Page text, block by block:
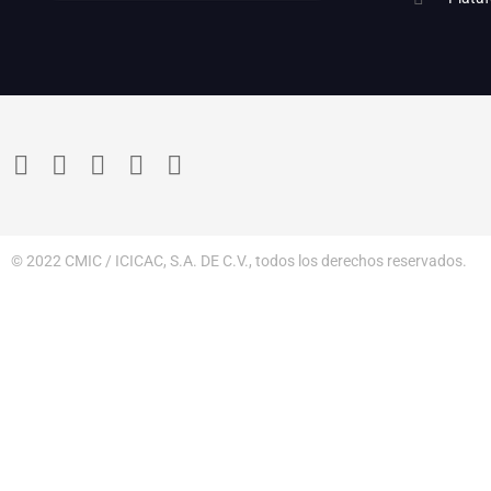
© 2022 CMIC / ICICAC, S.A. DE C.V., todos los derechos reservados.